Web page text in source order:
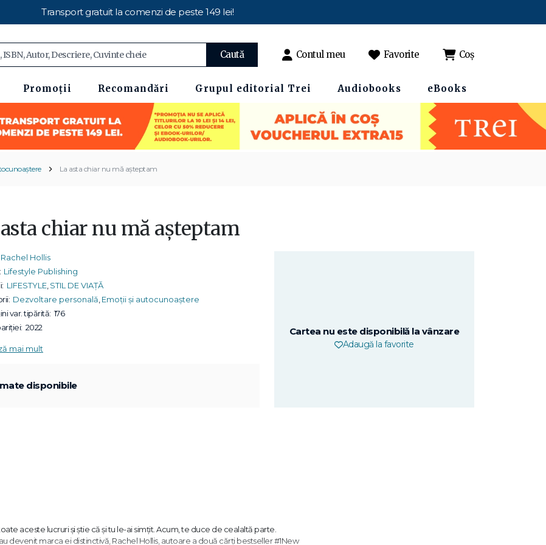
Transport gratuit la comenzi de peste 149 lei!
Caută Contul meu Favorite Coș
Promoții Recomandări Grupul editorial Trei Audiobooks eBooks
La asta chiar nu mă așteptam
chiar nu mă așteptam
Rachel Hollis
Lifestyle Publishing
LIFESTYLE, STIL DE VIAȚĂ
Dezvoltare personală Emoții și autocunoaștere
var. tipărită: 176
2022
mai mult
disponibile
Cartea nu este disponibilă la vânzare
Adaugă la favorite
aceste lucruri și știe că și tu le-ai simțit. Acum, te duce de cealaltă parte.
devenit marca ei distinctivă, Rachel Hollis, autoare a două cărți bestseller #1New